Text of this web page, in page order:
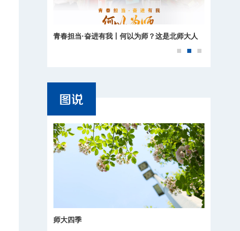
青春担当·奋进有我丨何以为师？这是北师大人
师大四季